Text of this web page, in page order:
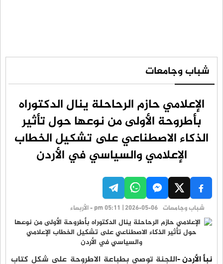
شباب وجامعات
الإعلامي حازم الرحاحلة ينال الدكتوراه
بأطروحة الأولى من نوعها حول تأثير
الذكاء الاصطناعي على تشكيل الخطاب
الإعلامي والسياسي في الأردن
شباب وجامعات pm 05:11 | 2026-05-06 - الأربعاء
نبأ الأردن -اللجنة توصي بطباعة الاطروحة على شكل كتاب